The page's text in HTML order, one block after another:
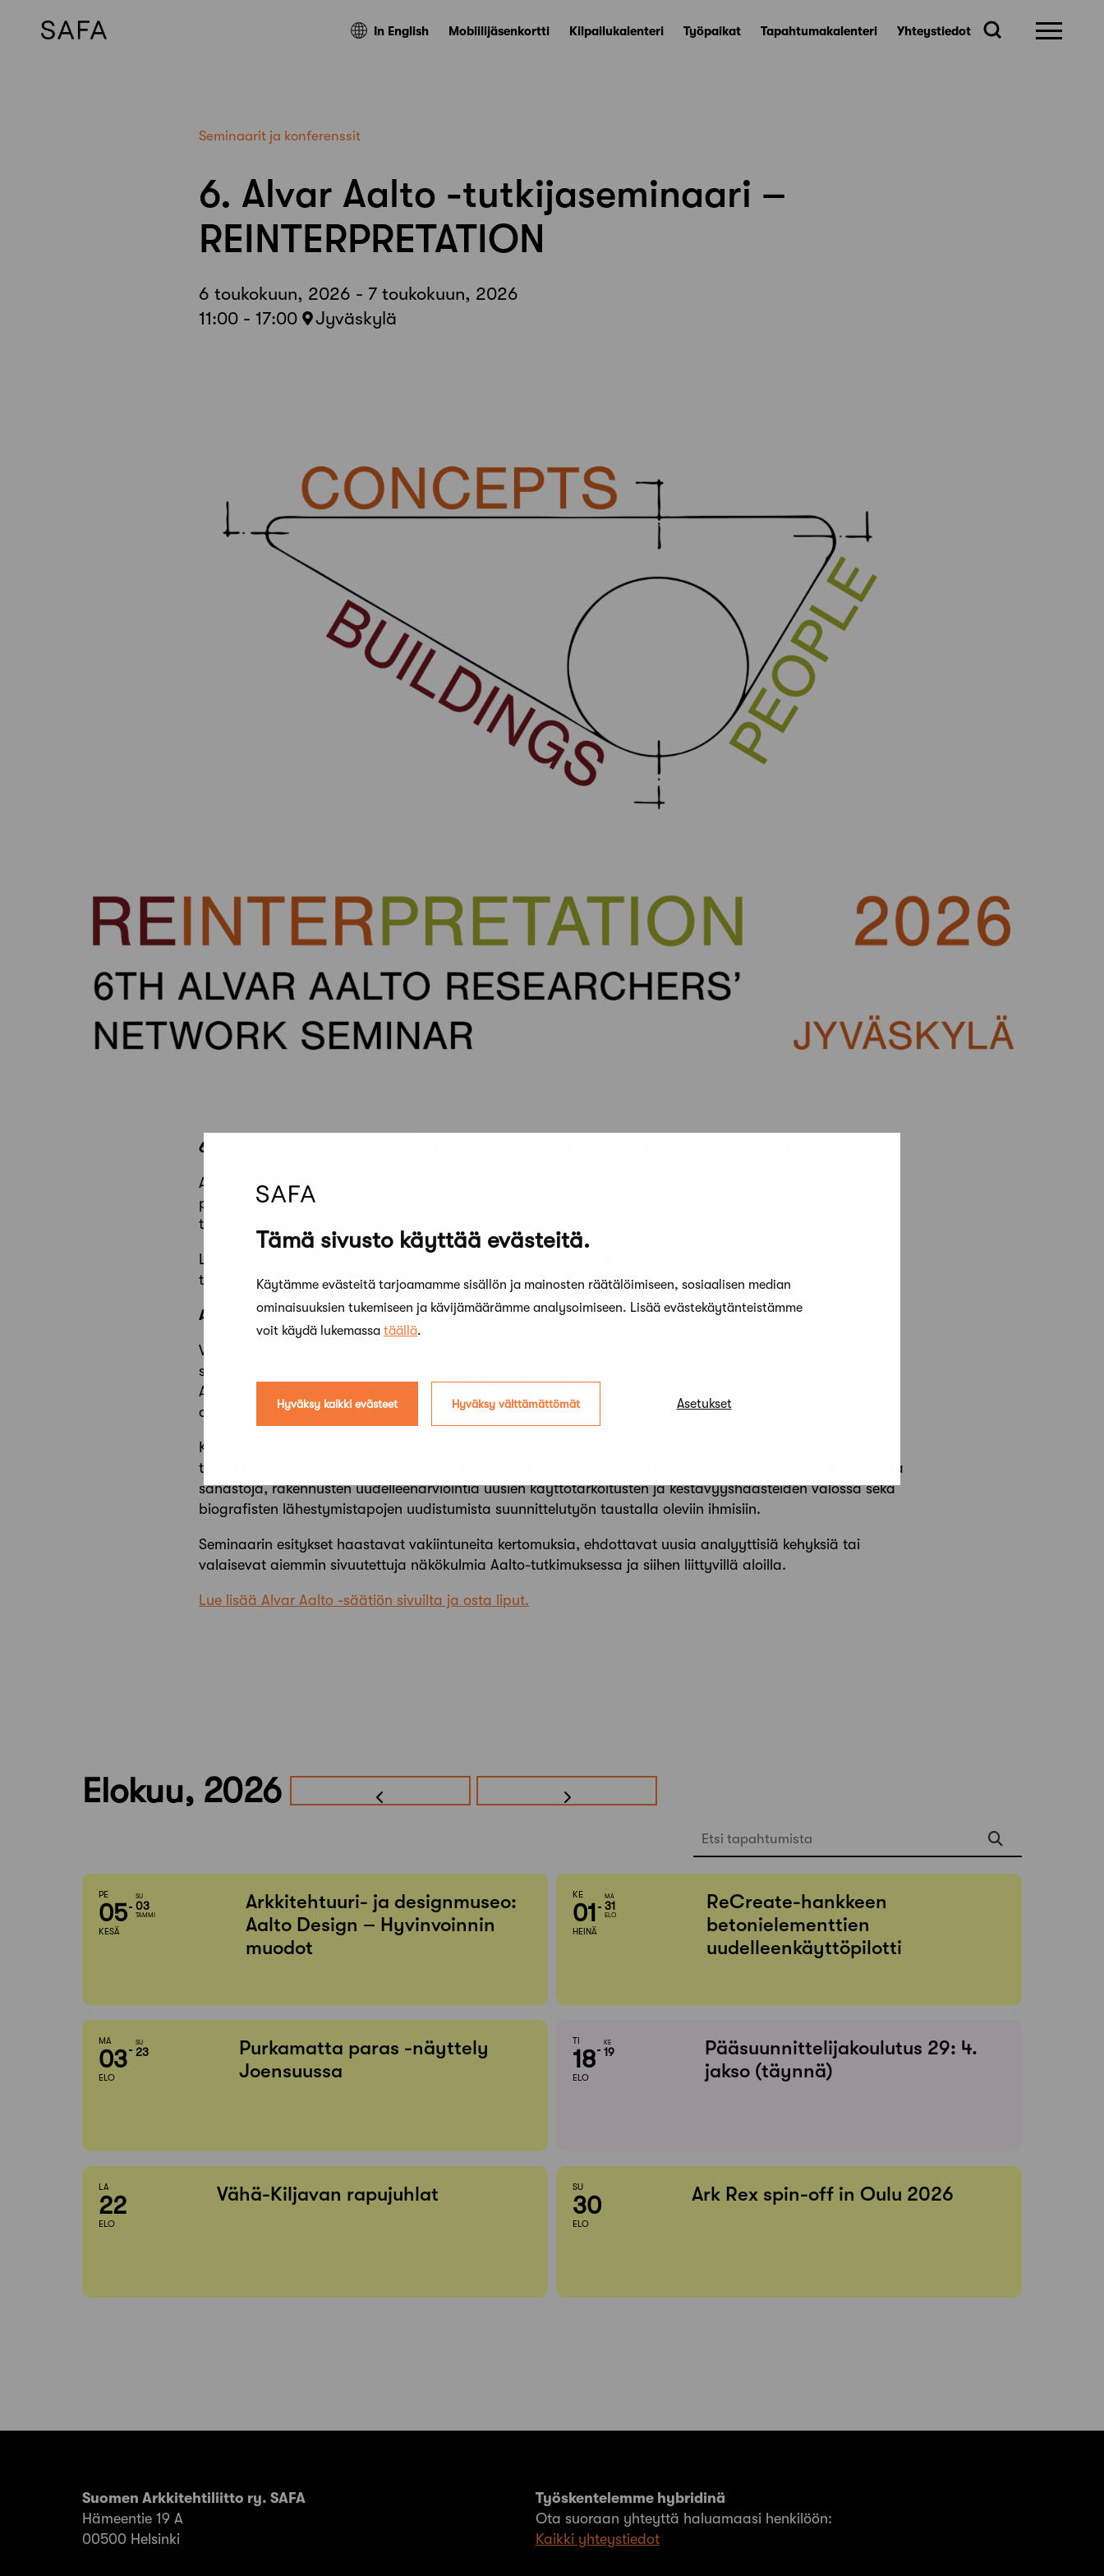
Tämä sivusto käyttää evästeitä.
Käytämme evästeitä tarjoamamme sisällön ja mainosten räätälöimiseen, sosiaalisen median
ominaisuuksien tukemiseen ja kävijämäärämme analysoimiseen. Lisää evästekäytänteistämme
voit käydä lukemassa täällä.
Hyväksy kaikki evästeet Hyväksy välttämättömät Asetukset
In English Mobiilijäsenkortti Kilpailukalenteri Työpaikat Tapahtumakalenteri Yhteystiedot
Seminaarit ja konferenssit
6. Alvar Aalto -tutkijaseminaari –
REINTERPRETATION
6 toukokuun, 2026 - 7 toukokuun, 2026
11:00 - 17:00
Jyväskylä
6. Alvar Aalto -tutkijaseminaari – REINTERPRETATION järjestetään Jyväskylässä 6.-7.5.2026.
Alvar Aalto -tutkijaseminaari 2026 kutsuu rohkeaan ajatteluun ja uusiin tulkintoihin. Seminaarissa
pureudutaan arkkitehtuuriin, ympäristöön ja ihmisiin – ei vain menneisyyttä kunnioittaen, vaan
tulevaisuutta hahmotellen.
Liity mukaan keskusteluun, jossa oivallukset syntyvät risteävistä näkökulmista ja uudet kysymykset ovat
tärkeämpiä kuin valmiit vastaukset.
Alvar Aalto -tutkijaverkoston seminaari keskittyy uudelleentulkintaan
Vuoden 2026 Alvar Aalto -tutkijaseminaari kutsuu eri alojen tutkijoita ja ammattilaisia tarkastelemaan
seminaarin päätemaa: REINTERPRETATION / UUDELLEENTULKINTA. Tavoitteena on tutkia, miten Alvar
Aallon arkkitehtuuria ja perintöä – sekä laajemmin modernia arkkitehtuuria ja rakennettua ympäristöä –
ajatellaan, kontekstualisoidaan ja hahmotetaan uudelleen nykypäivänä.
Kolmen alateeman – Käsitteet / Concepts, Rakennukset / Buildings ja Ihmiset / People – kautta seminaari
tarjoaa alustan monitieteiselle vuoropuhelulle. Keskustelut käsittelevät muun muassa muuttuvia käsitteitä ja
sanastoja, rakennusten uudelleenarviointia uusien käyttötarkoitusten ja kestävyyshaasteiden valossa sekä
biografisten lähestymistapojen uudistumista suunnittelutyön taustalla oleviin ihmisiin.
Seminaarin esitykset haastavat vakiintuneita kertomuksia, ehdottavat uusia analyyttisiä kehyksiä tai
valaisevat aiemmin sivuutettuja näkökulmia Aalto-tutkimuksessa ja siihen liittyvillä aloilla.
Lue lisää Alvar Aalto -säätiön sivuilta ja osta liput.
Elokuu, 2026
Etsi tapahtumista
PE
05
KESÄ
SU
03
TAMMI
Arkkitehtuuri- ja designmuseo:
Aalto Design – Hyvinvoinnin
muodot
KE
01
HEINÄ
MA
31
ELO
ReCreate-hankkeen
betonielementtien
uudelleenkäyttöpilotti
MA
03
ELO
SU
23
Purkamatta paras -näyttely
Joensuussa
TI
18
ELO
KE
19
Pääsuunnittelijakoulutus 29: 4.
jakso (täynnä)
LA
22
ELO
Vähä-Kiljavan rapujuhlat SU
30
ELO
Ark Rex spin-off in Oulu 2026
Suomen Arkkitehtiliitto ry. SAFA
Hämeentie 19 A
00500 Helsinki
Työskentelemme hybridinä
Ota suoraan yhteyttä haluamaasi henkilöön:
Kaikki yhteystiedot